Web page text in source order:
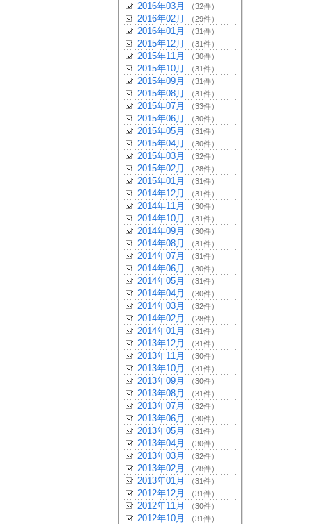
2016年03月 （32件）
2016年02月 （29件）
2016年01月 （31件）
2015年12月 （31件）
2015年11月 （30件）
2015年10月 （31件）
2015年09月 （31件）
2015年08月 （31件）
2015年07月 （33件）
2015年06月 （30件）
2015年05月 （31件）
2015年04月 （30件）
2015年03月 （32件）
2015年02月 （28件）
2015年01月 （31件）
2014年12月 （31件）
2014年11月 （30件）
2014年10月 （31件）
2014年09月 （30件）
2014年08月 （31件）
2014年07月 （31件）
2014年06月 （30件）
2014年05月 （31件）
2014年04月 （30件）
2014年03月 （32件）
2014年02月 （28件）
2014年01月 （31件）
2013年12月 （31件）
2013年11月 （30件）
2013年10月 （31件）
2013年09月 （30件）
2013年08月 （31件）
2013年07月 （32件）
2013年06月 （30件）
2013年05月 （31件）
2013年04月 （30件）
2013年03月 （32件）
2013年02月 （28件）
2013年01月 （31件）
2012年12月 （31件）
2012年11月 （30件）
2012年10月 （31件）